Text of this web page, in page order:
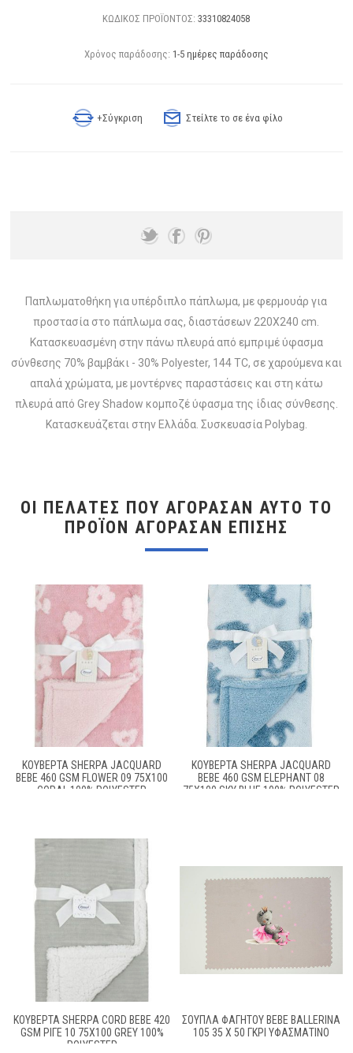
ΚΩΔΙΚΟΣ ΠΡΟΪΟΝΤΟΣ: 33310824058
Χρόνος παράδοσης: 1-5 ημέρες παράδοσης
+Σύγκριση Στείλτε το σε ένα φίλο
Παπλωματοθήκη για υπέρδιπλο πάπλωμα, με φερμουάρ για
προστασία στο πάπλωμα σας, διαστάσεων 220X240 cm.
Κατασκευασμένη στην πάνω πλευρά από εμπριμέ ύφασμα
σύνθεσης 70% βαμβάκι - 30% Polyester, 144 TC, σε χαρούμενα και
απαλά χρώματα, με μοντέρνες παραστάσεις και στη κάτω
πλευρά από Grey Shadow κομποζέ ύφασμα της ίδιας σύνθεσης.
Κατασκευάζεται στην Ελλάδα. Συσκευασία Polybag.
ΟΙ ΠΕΛΆΤΕΣ ΠΟΥ ΑΓΌΡΑΣΑΝ ΑΥΤΌ ΤΟ
ΠΡΟΪΌΝ ΑΓΌΡΑΣΑΝ ΕΠΊΣΗΣ
ΚΟΥΒΈΡΤΑ SHERPA JACQUARD
BEBE 460 GSM FLOWER 09 75X100
CORAL 100% POLYESTER
ΚΟΥΒΈΡΤΑ SHERPA JACQUARD
BEBE 460 GSM ELEPHANT 08
75X100 SKY BLUE 100% POLYESTER
ΚΟΥΒΈΡΤΑ SHERPA CORD BEBE 420
GSM ΡΙΓΈ 10 75X100 GREY 100%
POLYESTER
ΣΟΥΠΛΆ ΦΑΓΗΤΟΎ BEBE BALLERINA
105 35 X 50 ΓΚΡΙ ΥΦΑΣΜΆΤΙΝΟ